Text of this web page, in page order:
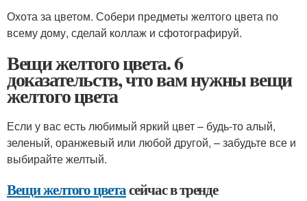
Охота за цветом. Собери предметы желтого цвета по
всему дому, сделай коллаж и сфотографируй.
Вещи желтого цвета. 6
доказательств, что вам нужны вещи
желтого цвета
Если у вас есть любимый яркий цвет – будь-то алый,
зеленый, оранжевый или любой другой, – забудьте все и
выбирайте желтый.
Вещи желтого цветасейчас в тренде